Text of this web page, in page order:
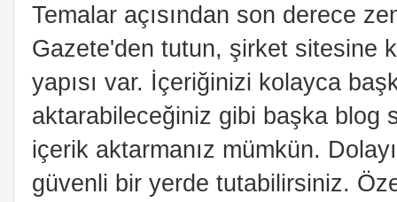
Temalar açısından son derece
Gazete'den tutun, şirket sitesine
yapısı var. İçeriğinizi kolayca
aktarabileceğiniz gibi başka blog
içerik aktarmanız mümkün.
güvenli bir yerde tutabilirsiniz.